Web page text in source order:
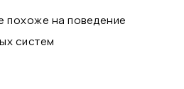
похоже на поведение
систем